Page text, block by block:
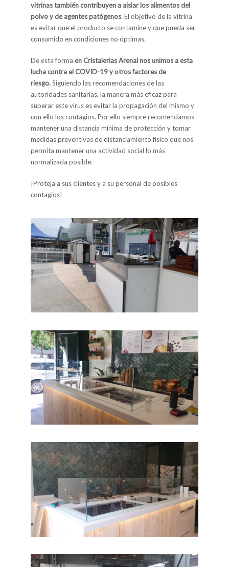
vitrinas también contribuyen a aislar los alimentos del
polvo y de agentes patógenos. El objetivo de la vitrina
es evitar que el producto se contamine y que pueda ser
consumido en condiciones no óptimas.
De esta forma en Cristalerias Arenal nos unimos a esta
lucha contra el COVID-19 y otros factores de
riesgo.Siguiendo las recomendaciones de las
autoridades sanitarias, la manera más eficaz para
superar este virus es evitar la propagación del mismo y
con ello los contagios. Por ello siempre recomendamos
mantener una distancia mínima de protección y tomar
medidas preventivas de distanciamiento físico que nos
permita mantener una actividad social lo más
normalizada posible.
¡Proteja a sus clientes y a su personal de posibles
contagios!